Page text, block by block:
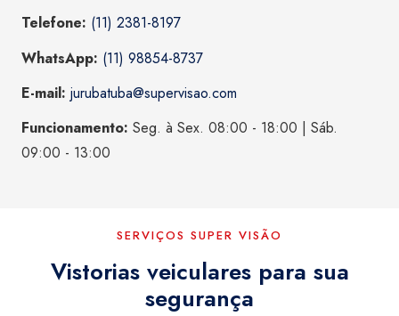
Telefone: (11) 2381-8197
WhatsApp: (11) 98854-8737
E-mail: jurubatuba@supervisao.com
Funcionamento: Seg. à Sex. 08:00 - 18:00 | Sáb.
09:00 - 13:00
SERVIÇOS SUPER VISÃO
Vistorias veiculares para sua
segurança